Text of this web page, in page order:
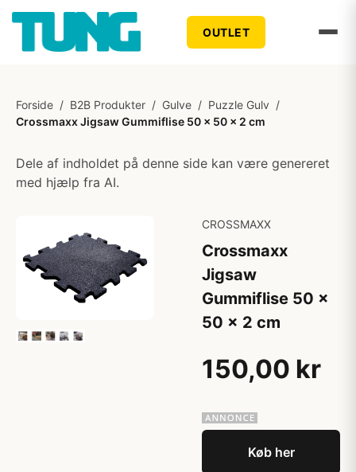
OUTLET
Forside / B2B Produkter / Gulve / Puzzle Gulv /
Crossmaxx Jigsaw Gummiflise 50 x 50 x 2 cm
Dele af indholdet på denne side kan være genereret
med hjælp fra AI.
CROSSMAXX
Crossmaxx
Jigsaw
Gummiflise 50 x
50 x 2 cm
150,00 kr
Køb her